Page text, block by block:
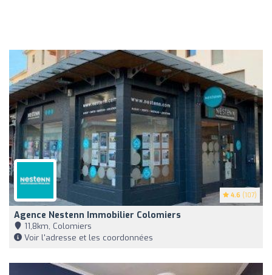
4.6 (107)
Agence Nestenn Immobilier Colomiers
11,8km, Colomiers
Voir l'adresse et les coordonnées